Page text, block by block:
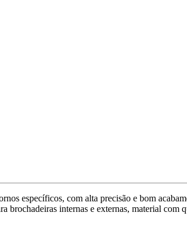
específicos, com alta precisão e bom
brochadeiras internas e externas, material com